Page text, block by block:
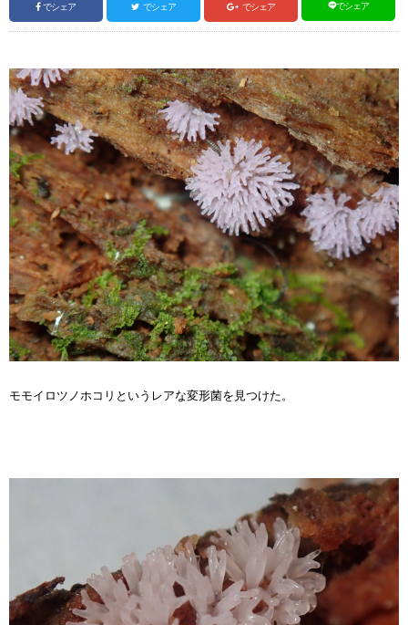
でシェア でシェア でシェア でシェア
モモイロツノホコリというレアな変形菌を見つけた。